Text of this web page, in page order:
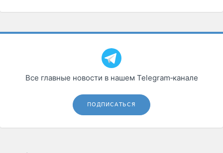
Все главные новости в нашем Telegram‑канале
ПОДПИСАТЬСЯ